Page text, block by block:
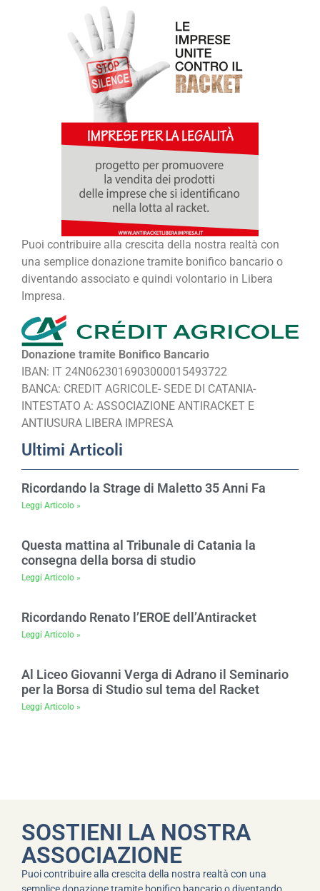
Puoi contribuire alla crescita della nostra realtà con
una semplice donazione tramite bonifico bancario o
diventando associato e quindi volontario in Libera
Impresa.
Donazione tramite Bonifico Bancario
IBAN: IT 24N0623016903000015493722
BANCA: CREDIT AGRICOLE- SEDE DI CATANIA-
INTESTATO A: ASSOCIAZIONE ANTIRACKET E
ANTIUSURA LIBERA IMPRESA
Ultimi Articoli
Ricordando la Strage di Maletto 35 Anni Fa
Leggi Articolo »
Questa mattina al Tribunale di Catania la
consegna della borsa di studio
Leggi Articolo »
Ricordando Renato l’EROE dell’Antiracket
Leggi Articolo »
Al Liceo Giovanni Verga di Adrano il Seminario
per la Borsa di Studio sul tema del Racket
Leggi Articolo »
SOSTIENI LA NOSTRA
ASSOCIAZIONE
Puoi contribuire alla crescita della nostra realtà con una